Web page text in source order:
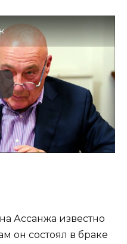
Ассанжа известно
он состоял в браке